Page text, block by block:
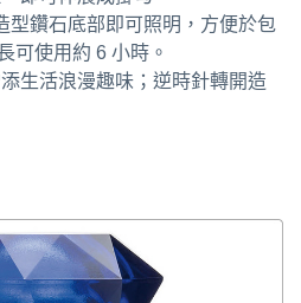
鑽石底部即可照明，方便於包
可使用約 6 小時。
生活浪漫趣味；逆時針轉開造